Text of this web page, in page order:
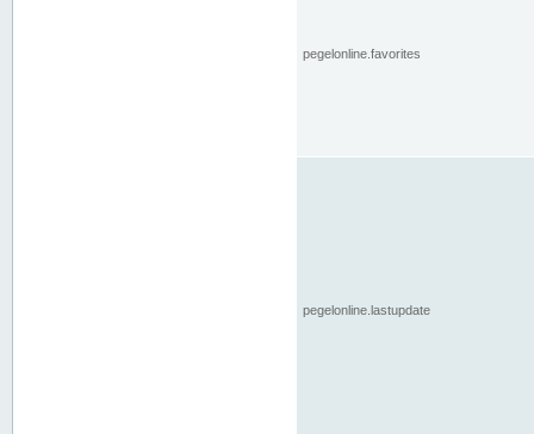
pegelonline.favorites
pegelonline.lastupdate